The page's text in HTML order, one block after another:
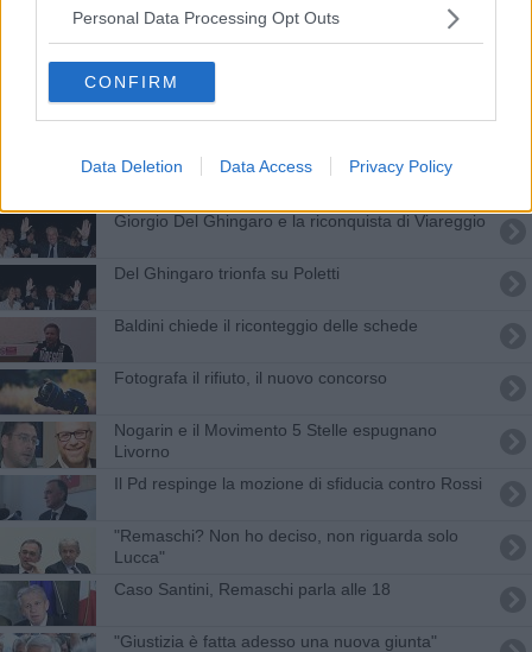
Personal Data Processing Opt Outs
CONFIRM
Data Deletion Data Access Privacy Policy
Il Pd toscano schiera i nuovi segretari locali
Rossi, Mazzeo e il peso della sconfitta
Accordo Lega-Forza Italia. Ma non in Toscana
Elezioni, 33 Comuni toscani verso il voto
Giorgio Del Ghingaro e la riconquista di Viareggio
Del Ghingaro trionfa su Poletti
Baldini chiede il riconteggio delle schede
Fotografa il rifiuto, il nuovo concorso
Nogarin e il Movimento 5 Stelle espugnano
Livorno
Il Pd respinge la mozione di sfiducia contro Rossi
"Remaschi? Non ho deciso, non riguarda solo
Lucca"
Caso Santini, Remaschi parla alle 18
"Giustizia è fatta adesso una nuova giunta"